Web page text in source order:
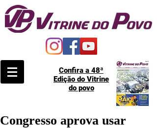
Confira a 48ª
Edição do Vitrine
do povo
Congresso aprova usar